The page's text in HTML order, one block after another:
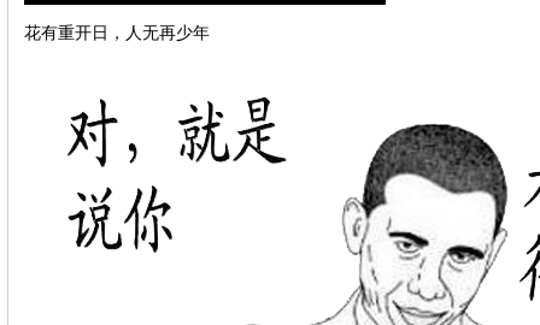
花有重开日，人无再少年